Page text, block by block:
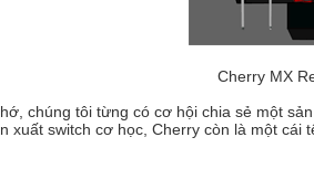
Cherry MX
chúng tôi từng có cơ hội chia sẻ một
xuất switch cơ học, Cherry còn là một